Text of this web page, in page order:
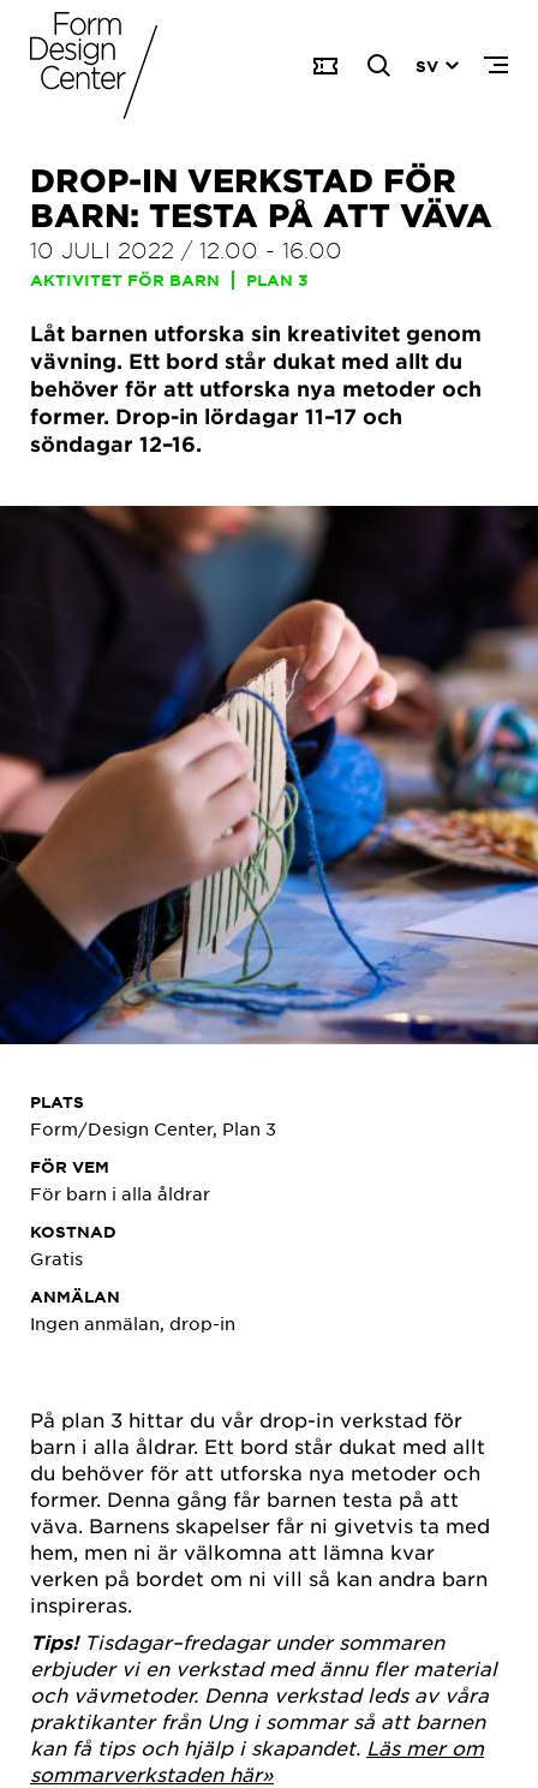
SV
DROP-IN VERKSTAD FÖR
BARN: TESTA PÅ ATT VÄVA
10 JULI 2022 / 12.00 - 16.00
AKTIVITET FÖR BARN PLAN 3
Låt barnen utforska sin kreativitet genom
vävning. Ett bord står dukat med allt du
behöver för att utforska nya metoder och
former. Drop-in lördagar 11–17 och
söndagar 12–16.
På plan 3 hittar du vår drop-in verkstad för
barn i alla åldrar. Ett bord står dukat med allt
du behöver för att utforska nya metoder och
former. Denna gång får barnen testa på att
väva. Barnens skapelser får ni givetvis ta med
hem, men ni är välkomna att lämna kvar
verken på bordet om ni vill så kan andra barn
inspireras.
Tips!Tisdagar–fredagar under sommaren
erbjuder vi en verkstad med ännu fler material
och vävmetoder. Denna verkstad leds av våra
praktikanter från Ung i sommar så att barnen
kan få tips och hjälp i skapandet. Läs mer om
sommarverkstaden här»
PLATS
Form/Design Center, Plan 3
FÖR VEM
För barn i alla åldrar
KOSTNAD
Gratis
ANMÄLAN
Ingen anmälan, drop-in